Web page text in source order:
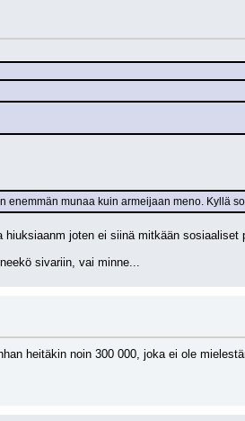
munaa kuin armeijaan meno. Kyllä
joten ei siinä mitkään sosiaaliset
sivariin, vai minne...
heitäkin noin 300 000, joka ei ole